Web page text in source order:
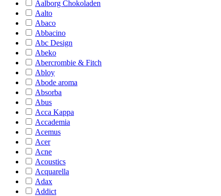
Aalborg Chokoladen
Aalto
Abaco
Abbacino
Abc Design
Abeko
Abercrombie & Fitch
Abloy
Abode aroma
Absorba
Abus
Acca Kappa
Accademia
Acemus
Acer
Acne
Acoustics
Acquarella
Adax
Addict